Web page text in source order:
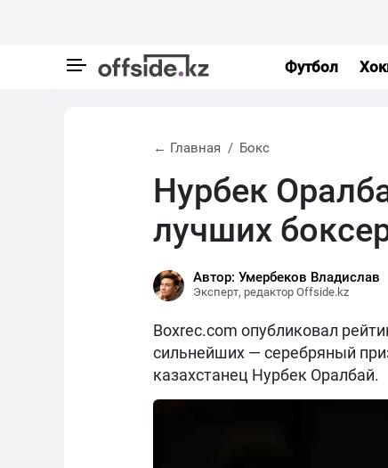
Футбол
← Главная Бокс
Нурбек
лучших
Автор: Умербеков Владислав
Эксперт, редактор Offside.kz
Boxrec.com опубликовал
сильнейших — серебряный
казахстанец Нурбек Оралбай.